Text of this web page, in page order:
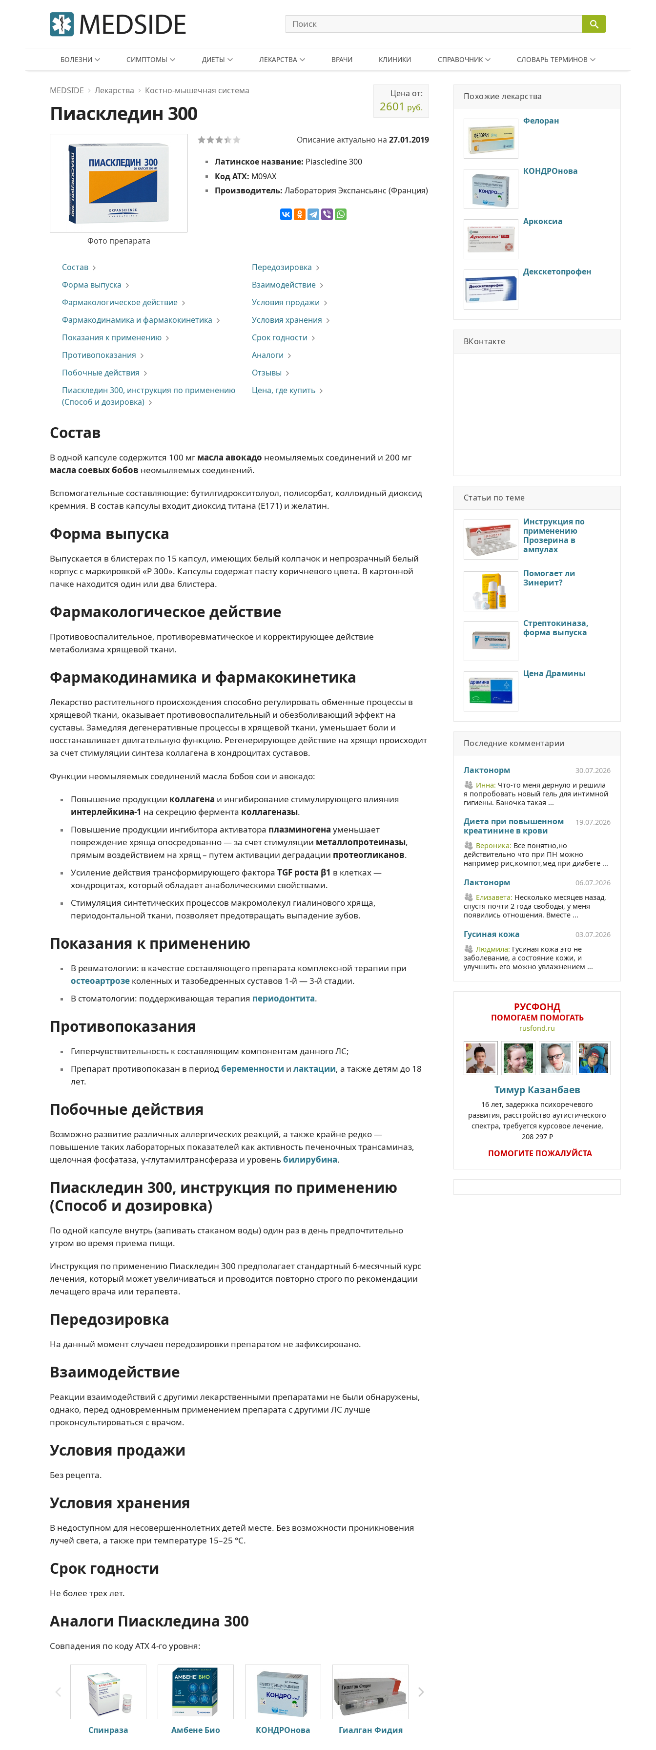
БОЛЕЗНИ СИМПТОМЫ ДИЕТЫ ЛЕКАРСТВА ВРАЧИ КЛИНИКИ СПРАВОЧНИК СЛОВАРЬ ТЕРМИНОВ
MEDSIDE Лекарства Костно-мышечная система
Пиаскледин 300
Цена от:
2601 руб.
Фото препарата
Описание актуально на 27.01.2019
Латинское название: Piascledine 300
Код АТХ: M09AX
Производитель: Лаборатория Экспансьянс (Франция)
Состав
Форма выпуска
Фармакологическое действие
Фармакодинамика и фармакокинетика
Показания к применению
Противопоказания
Побочные действия
Пиаскледин 300, инструкция по применению
(Способ и дозировка)
Передозировка
Взаимодействие
Условия продажи
Условия хранения
Срок годности
Аналоги
Отзывы
Цена, где купить
Состав
В одной капсуле содержится 100 мг масла авокадо неомыляемых соединений и 200 мг
масла соевых бобов неомыляемых соединений.
Вспомогательные составляющие: бутилгидрокситолуол, полисорбат, коллоидный диоксид
кремния. В состав капсулы входит диоксид титана (E171) и желатин.
Форма выпуска
Выпускается в блистерах по 15 капсул, имеющих белый колпачок и непрозрачный белый
корпус с маркировкой «Р 300». Капсулы содержат пасту коричневого цвета. В картонной
пачке находится один или два блистера.
Фармакологическое действие
Противовоспалительное, противоревматическое и корректирующее действие
метаболизма хрящевой ткани.
Фармакодинамика и фармакокинетика
Лекарство растительного происхождения способно регулировать обменные процессы в
хрящевой ткани, оказывает противовоспалительный и обезболивающий эффект на
суставы. Замедляя дегенеративные процессы в хрящевой ткани, уменьшает боли и
восстанавливает двигательную функцию. Регенерирующее действие на хрящи происходит
за счет стимуляции синтеза коллагена в хондроцитах суставов.
Функции неомыляемых соединений масла бобов сои и авокадо:
Повышение продукции коллагена и ингибирование стимулирующего влияния
интерлейкина-1 на секрецию фермента коллагеназы.
Повышение продукции ингибитора активатора плазминогена уменьшает
повреждение хряща опосредованно — за счет стимуляции металлопротеиназы,
прямым воздействием на хрящ – путем активации деградации протеогликанов.
Усиление действия трансформирующего фактора TGF роста β1 в клетках —
хондроцитах, который обладает анаболическими свойствами.
Стимуляция синтетических процессов макромолекул гиалинового хряща,
периодонтальной ткани, позволяет предотвращать выпадение зубов.
Показания к применению
В ревматологии: в качестве составляющего препарата комплексной терапии при
остеоартрозеколенных и тазобедренных суставов 1-й — 3-й стадии.
В стоматологии: поддерживающая терапия периодонтита.
Противопоказания
Гиперчувствительность к составляющим компонентам данного ЛС;
Препарат противопоказан в периодбеременности и лактации, а также детям до 18
лет.
Побочные действия
Возможно развитие различных аллергических реакций, а также крайне редко —
повышение таких лабораторных показателей как активность печеночных трансаминаз,
щелочная фосфатаза, γ-глутамилтрансфераза и уровеньбилирубина.
Пиаскледин 300, инструкция по применению
(Способ и дозировка)
По одной капсуле внутрь (запивать стаканом воды) один раз в день предпочтительно
утром во время приема пищи.
Инструкция по применению Пиаскледин 300 предполагает стандартный 6-месячный курс
лечения, который может увеличиваться и проводится повторно строго по рекомендации
лечащего врача или терапевта.
Передозировка
На данный момент случаев передозировки препаратом не зафиксировано.
Взаимодействие
Реакции взаимодействий с другими лекарственными препаратами не были обнаружены,
однако, перед одновременным применением препарата с другими ЛС лучше
проконсультироваться с врачом.
Условия продажи
Без рецепта.
Условия хранения
В недоступном для несовершеннолетних детей месте. Без возможности проникновения
лучей света, а также при температуре 15–25 °С.
Срок годности
Не более трех лет.
Аналоги Пиаскледина 300
Совпадения по коду АТХ 4-го уровня:
Спинраза Амбене Био КОНДРОнова Гиалган Фидия
Похожие лекарства
Фелоран
КОНДРОнова
Аркоксиа
Декскетопрофен
ВКонтакте
Статьи по теме
Инструкция по
применению
Прозерина в
ампулах
Помогает ли
Зинерит?
Стрептокиназа,
форма выпуска
Цена Драмины
Последние комментарии
Лактонорм
30.07.2026
Инна: Что-то меня дернуло и решила
я попробовать новый гель для интимной
гигиены. Баночка такая ...
Диета при повышенном
креатинине в крови
19.07.2026
Вероника: Все понятно,но
действительно что при ПН можно
например рис,компот,мед при диабете ...
Лактонорм
06.07.2026
Елизавета: Несколько месяцев назад,
спустя почти 2 года свободы, у меня
появились отношения. Вместе ...
Гусиная кожа
03.07.2026
Людмила: Гусиная кожа это не
заболевание, а состояние кожи, и
улучшить его можно увлажнением ...
РУСФОНД
ПОМОГАЕМ ПОМОГАТЬ
rusfond.ru
Тимур Казанбаев
16 лет, задержка психоречевого
развития, расстройство аутистического
спектра, требуется курсовое лечение,
208 297 ₽
ПОМОГИТЕ ПОЖАЛУЙСТА